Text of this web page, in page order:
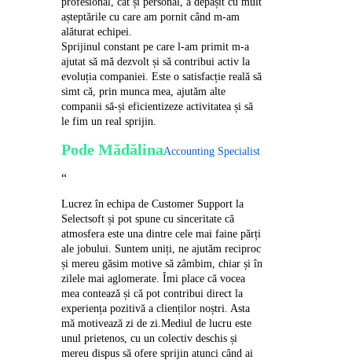
așteptările cu care am pornit când m-am
alăturat echipei.
Sprijinul constant pe care l-am primit m-a
ajutat să mă dezvolt și să contribui activ la
evoluția companiei. Este o satisfacție reală să
simt că, prin munca mea, ajutăm alte
companii să-și eficientizeze activitatea și să
le fim un real sprijin.
Pode MădălinaAccounting Specialist
“
Lucrez în echipa de Customer Support la
Selectsoft și pot spune cu sinceritate că
atmosfera este una dintre cele mai faine părți
ale jobului. Suntem uniți, ne ajutăm reciproc
și mereu găsim motive să zâmbim, chiar și în
zilele mai aglomerate. Îmi place că vocea
mea contează și că pot contribui direct la
experiența pozitivă a clienților noștri. Asta
mă motivează zi de zi.Mediul de lucru este
unul prietenos, cu un colectiv deschis și
mereu dispus să ofere sprijin atunci când ai